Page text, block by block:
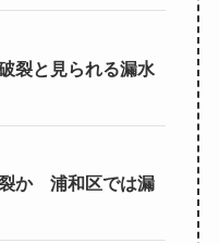
裂と見られる漏水
裂か 浦和区では漏